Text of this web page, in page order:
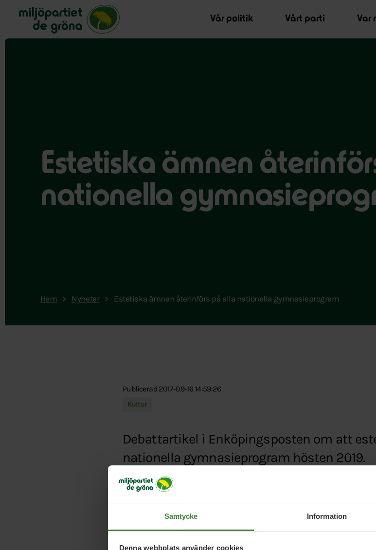
Samtycke Information
Denna webbplats använder cookies
Miljöpartiet de gröna, startsida
Vår politik
Vårt parti Var
Estetiska ämnen
nationella
Hem Nyheter Estetiska ämnen återinförs på alla nationella gymnasieprogram
Publicerad 2017-09-16 14:59:26
Kultur
Debattartikel i Enköpingsposten om att
nationella gymnasieprogram hösten 2019.
Typ:Debattartikel
Länk:http://eposten.se/asikt/estetiska-amnen-pa-alla-